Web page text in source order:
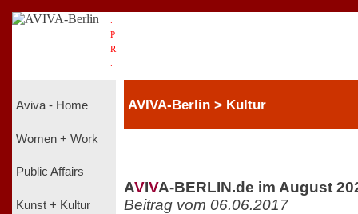
P
R
Aviva - Home
Women + Work
Public Affairs
Kunst + Kultur
AVIVA-Berlin > Kultur
AVIVA-BERLIN.de im August
Beitrag vom 06.06.2017